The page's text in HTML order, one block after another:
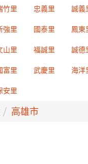
竹里 忠義里 誠義
強里 國泰里 鳳東
山里 福誠里 誠德
富里 武慶里 海洋
安里
高雄市